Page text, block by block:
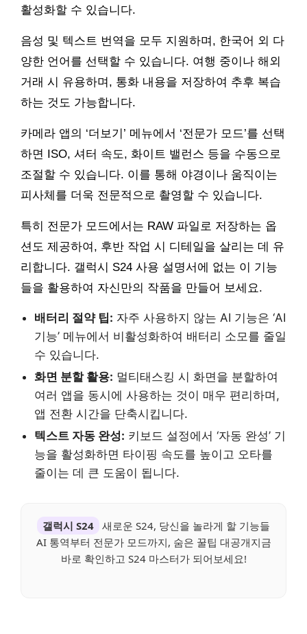
활성화할 수 있습니다.
음성 및 텍스트 번역을 모두 지원하며, 한국어 외 다
양한 언어를 선택할 수 있습니다. 여행 중이나 해외
거래 시 유용하며, 통화 내용을 저장하여 추후 복습
하는 것도 가능합니다.
카메라 앱의 ‘더보기’ 메뉴에서 ‘전문가 모드’를 선택
하면 ISO, 셔터 속도, 화이트 밸런스 등을 수동으로
조절할 수 있습니다. 이를 통해 야경이나 움직이는
피사체를 더욱 전문적으로 촬영할 수 있습니다.
특히 전문가 모드에서는 RAW 파일로 저장하는 옵
션도 제공하여, 후반 작업 시 디테일을 살리는 데 유
리합니다. 갤럭시 S24 사용 설명서에 없는 이 기능
들을 활용하여 자신만의 작품을 만들어 보세요.
배터리 절약 팁: 자주 사용하지 않는 AI 기능은 ‘AI
기능’ 메뉴에서 비활성화하여 배터리 소모를 줄일
수 있습니다.
화면 분할 활용: 멀티태스킹 시 화면을 분할하여
여러 앱을 동시에 사용하는 것이 매우 편리하며,
앱 전환 시간을 단축시킵니다.
텍스트 자동 완성: 키보드 설정에서 ‘자동 완성’ 기
능을 활성화하면 타이핑 속도를 높이고 오타를
줄이는 데 큰 도움이 됩니다.
갤럭시 S24 새로운 S24, 당신을 놀라게 할 기능들
AI 통역부터 전문가 모드까지, 숨은 꿀팁 대공개지금
바로 확인하고 S24 마스터가 되어보세요!